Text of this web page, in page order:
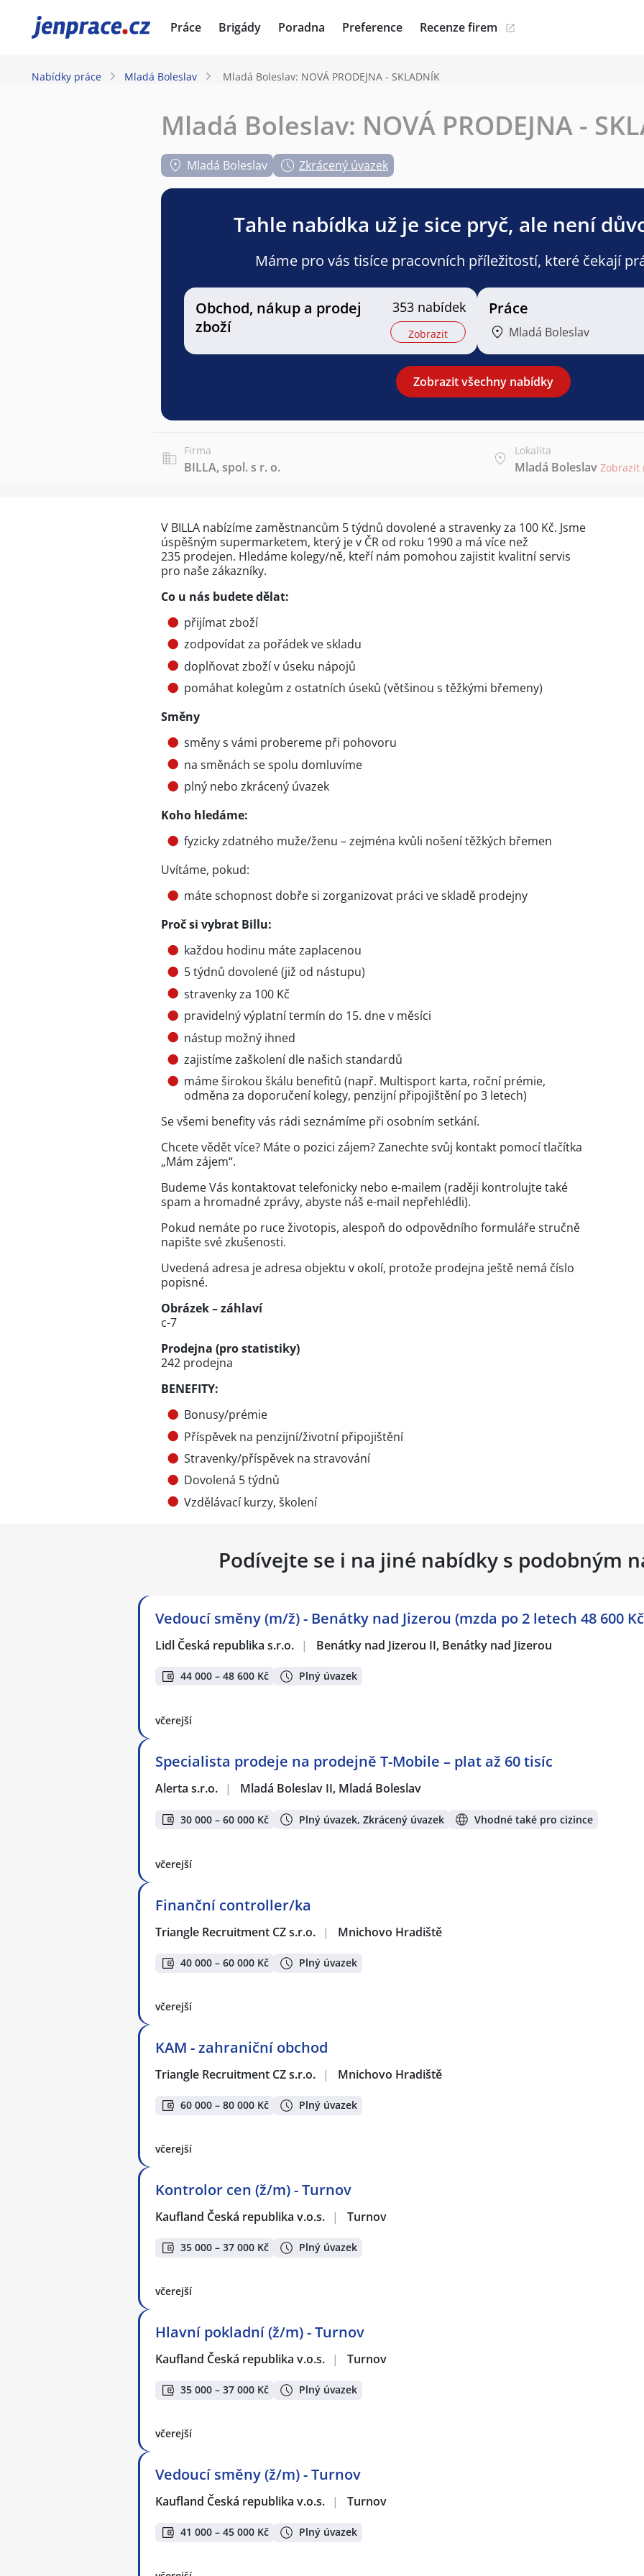
JenPráce.cz Práce Brigády Poradna Preference Recenze firem
Nabídky práce Mladá Boleslav Mladá Boleslav: NOVÁ PRODEJNA - SKLADNÍK
Mladá Boleslav: NOVÁ PRODEJNA -
Mladá Boleslav Zkrácený úvazek
Tahle nabídka už je sice pryč, ale není
Máme pro vás tisíce pracovních příležitostí, které čekají
Obchod, nákup a prodej
zboží
353 nabídek
Zobrazit
Práce
Mladá Boleslav
Zobrazit všechny nabídky
Firma
BILLA, spol. s r. o.
Lokalita
Mladá Boleslav Zobrazit
V BILLA nabízíme zaměstnancům 5 týdnů dovolené a stravenky za 100 Kč. Jsme
úspěšným supermarketem, který je v ČR od roku 1990 a má více než
235 prodejen. Hledáme kolegy/ně, kteří nám pomohou zajistit kvalitní servis
pro naše zákazníky.
Co u nás budete dělat:
přijímat zboží
zodpovídat za pořádek ve skladu
doplňovat zboží v úseku nápojů
pomáhat kolegům z ostatních úseků (většinou s těžkými břemeny)
Směny
směny s vámi probereme při pohovoru
na směnách se spolu domluvíme
plný nebo zkrácený úvazek
Koho hledáme:
fyzicky zdatného muže/ženu – zejména kvůli nošení těžkých břemen
Uvítáme, pokud:
máte schopnost dobře si zorganizovat práci ve skladě prodejny
Proč si vybrat Billu:
každou hodinu máte zaplacenou
5 týdnů dovolené (již od nástupu)
stravenky za 100 Kč
pravidelný výplatní termín do 15. dne v měsíci
nástup možný ihned
zajistíme zaškolení dle našich standardů
máme širokou škálu benefitů (např. Multisport karta, roční prémie,
odměna za doporučení kolegy, penzijní připojištění po 3 letech)
Se všemi benefity vás rádi seznámíme při osobním setkání.
Chcete vědět více? Máte o pozici zájem? Zanechte svůj kontakt pomocí tlačítka
„Mám zájem“.
Budeme Vás kontaktovat telefonicky nebo e-mailem (raději kontrolujte také
spam a hromadné zprávy, abyste náš e-mail nepřehlédli).
Pokud nemáte po ruce životopis, alespoň do odpovědního formuláře stručně
napište své zkušenosti.
Uvedená adresa je adresa objektu v okolí, protože prodejna ještě nemá číslo
popisné.
Obrázek – záhlaví
c-7
Prodejna (pro statistiky)
242 prodejna
BENEFITY:
Bonusy/prémie
Příspěvek na penzijní/životní připojištění
Stravenky/příspěvek na stravování
Dovolená 5 týdnů
Vzdělávací kurzy, školení
Podívejte se i na jiné nabídky s podobným
Vedoucí směny (m/ž) - Benátky nad Jizerou (mzda po 2 letech 48 600
Lidl Česká republika s.r.o. | Benátky nad Jizerou II, Benátky nad Jizerou
44 000 – 48 600 Kč Plný úvazek
včerejší
Specialista prodeje na prodejně T-Mobile – plat až 60 tisíc
Alerta s.r.o. | Mladá Boleslav II, Mladá Boleslav
30 000 – 60 000 Kč Plný úvazek, Zkrácený úvazek Vhodné také pro cizince
včerejší
Finanční controller/ka
Triangle Recruitment CZ s.r.o. | Mnichovo Hradiště
40 000 – 60 000 Kč Plný úvazek
včerejší
KAM - zahraniční obchod
Triangle Recruitment CZ s.r.o. | Mnichovo Hradiště
60 000 – 80 000 Kč Plný úvazek
včerejší
Kontrolor cen (ž/m) - Turnov
Kaufland Česká republika v.o.s. | Turnov
35 000 – 37 000 Kč Plný úvazek
včerejší
Hlavní pokladní (ž/m) - Turnov
Kaufland Česká republika v.o.s. | Turnov
35 000 – 37 000 Kč Plný úvazek
včerejší
Vedoucí směny (ž/m) - Turnov
Kaufland Česká republika v.o.s. | Turnov
41 000 – 45 000 Kč Plný úvazek